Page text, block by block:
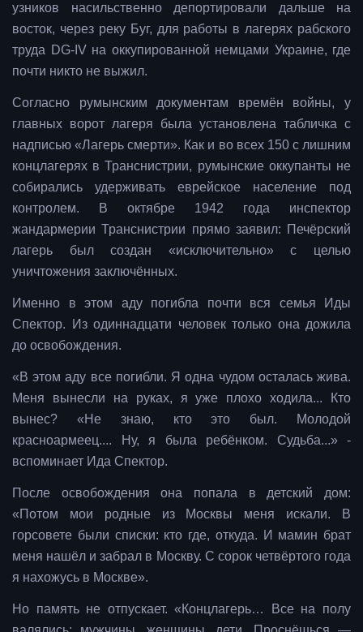
узников насильственно депортировали дальше на
восток, через реку Буг, для работы в лагерях рабского
труда DG-IV на оккупированной немцами Украине, где
почти никто не выжил.
Согласно румынским документам времён войны, у
главных ворот лагеря была установлена табличка с
надписью «Лагерь смерти». Как и во всех 150 с лишним
концлагерях в Транснистрии, румынские оккупанты не
собирались удерживать еврейское население под
контролем. В октябре 1942 года инспектор
жандармерии Транснистрии прямо заявил: Печёрский
лагерь был создан «исключительно» с целью
уничтожения заключённых.
Именно в этом аду погибла почти вся семья Иды
Спектор. Из одиннадцати человек только она дожила
до освобождения.
«В этом аду все погибли. Я одна чудом осталась жива.
Меня вынесли на руках, я уже плохо ходила... Кто
вынес? «Не знаю, кто это был. Молодой
красноармеец.... Ну, я была ребёнком. Судьба...» -
вспоминает Ида Спектор.
После освобождения она попала в детский дом:
«Потом мои родные из Москвы меня искали. В
горсовете были списки: кто где, откуда. И мамин брат
меня нашёл и забрал в Москву. С сорок четвёртого года
я нахожусь в Москве».
Но память не отпускает. «Концлагерь… Все на полу